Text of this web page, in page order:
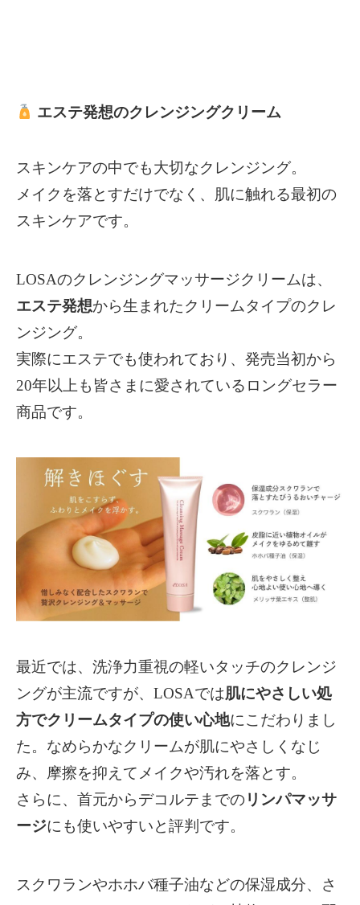
エステ発想のクレンジングクリーム
スキンケアの中でも大切なクレンジング。
メイクを落とすだけでなく、肌に触れる最初の
スキンケアです。
LOSAのクレンジングマッサージクリームは、
エステ発想から生まれたクリームタイプのクレ
ンジング。
実際にエステでも使われており、発売当初から
20年以上も皆さまに愛されているロングセラー
商品です。
最近では、洗浄力重視の軽いタッチのクレンジ
ングが主流ですが、LOSAでは肌にやさしい処
方でクリームタイプの使い心地にこだわりまし
た。 なめらかなクリームが肌にやさしくなじ
み、摩擦を抑えてメイクや汚れを落とす。
さらに、首元からデコルテまでのリンパマッサ
ージにも使いやすいと評判です。
スクワランやホホバ種子油などの保湿成分、さ